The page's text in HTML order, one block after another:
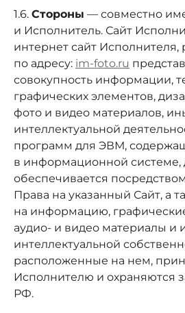
1.6. Стороны — совместно
и Исполнитель. Сайт
интернет сайт
по адресу: im-foto.ru
совокупность информации,
графических элементов,
фото и видео материалов,
интеллектуальной
программ для ЭВМ,
в информационной системе,
обеспечивается
Права на указанный Сайт, а
на информацию,
аудио- и видео материалы и
интеллектуальной
расположенные на нем,
Исполнителю и охраняются
РФ.